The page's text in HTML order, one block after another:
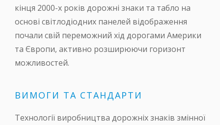
кінця 2000-х років дорожні знаки та табло на
основі світлодіодних панелей відображення
почали свій переможний хід дорогами Америки
та Європи, активно розширюючи горизонт
можливостей.
ВИМОГИ ТА СТАНДАРТИ
Технології виробництва дорожніх знаків змінної